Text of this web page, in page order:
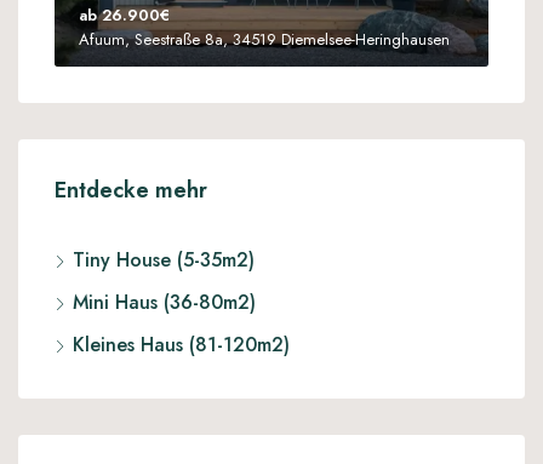
ab 26.900€
Afuum, Seestraße 8a, 34519 Diemelsee-Heringhausen
Entdecke mehr
Tiny House (5-35m2)
Mini Haus (36-80m2)
Kleines Haus (81-120m2)